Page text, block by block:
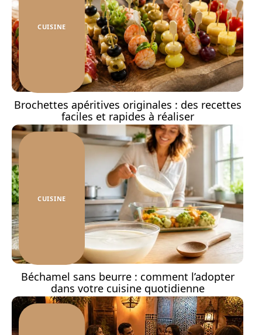
CUISINE
Brochettes apéritives originales : des recettes
faciles et rapides à réaliser
CUISINE
Béchamel sans beurre : comment l’adopter
dans votre cuisine quotidienne